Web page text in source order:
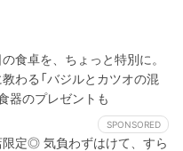
の食卓を、ちょっと特別に。
わる「バジルとカツオの混
器のプレゼントも
SPONSORED
限定◎ 気負わずはけて、すら